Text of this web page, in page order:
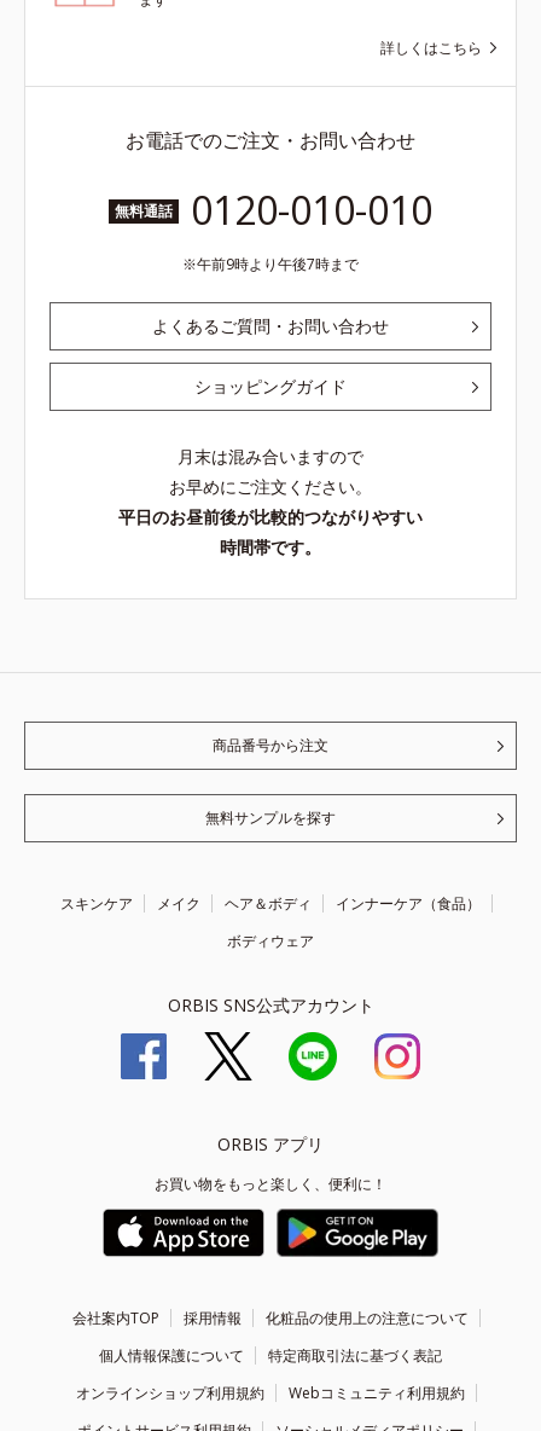
ラノサイトまで*7 L-アスコルビン
キス、油溶性甘草エキス（2）*9 乾
詳しくはこちら
お電話でのご注文・お問い合わせ
無料通話 0120-010-010
午前9時より午後7時まで
よくあるご質問・お問い合わせ
ショッピングガイド
月末は混み合いますので
お早めにご注文ください。
平日のお昼前後が比較的つながりやすい
時間帯です。
商品番号から注文
無料サンプルを探す
スキンケア メイク ヘア＆ボディ
インナーケア（食品）
ボディウェア
ORBIS SNS公式アカウント
ORBIS アプリ
お買い物をもっと楽しく、便利に！
会社案内TOP 採用情報
化粧品の使用上の注意について
個人情報保護について
特定商取引法に基づく表記
オンラインショップ利用規約
Webコミュニティ利用規約